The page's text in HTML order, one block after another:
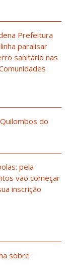
Prefeitura
paralisar
sanitário nas
do
pela
vão começar
inscrição
sobre